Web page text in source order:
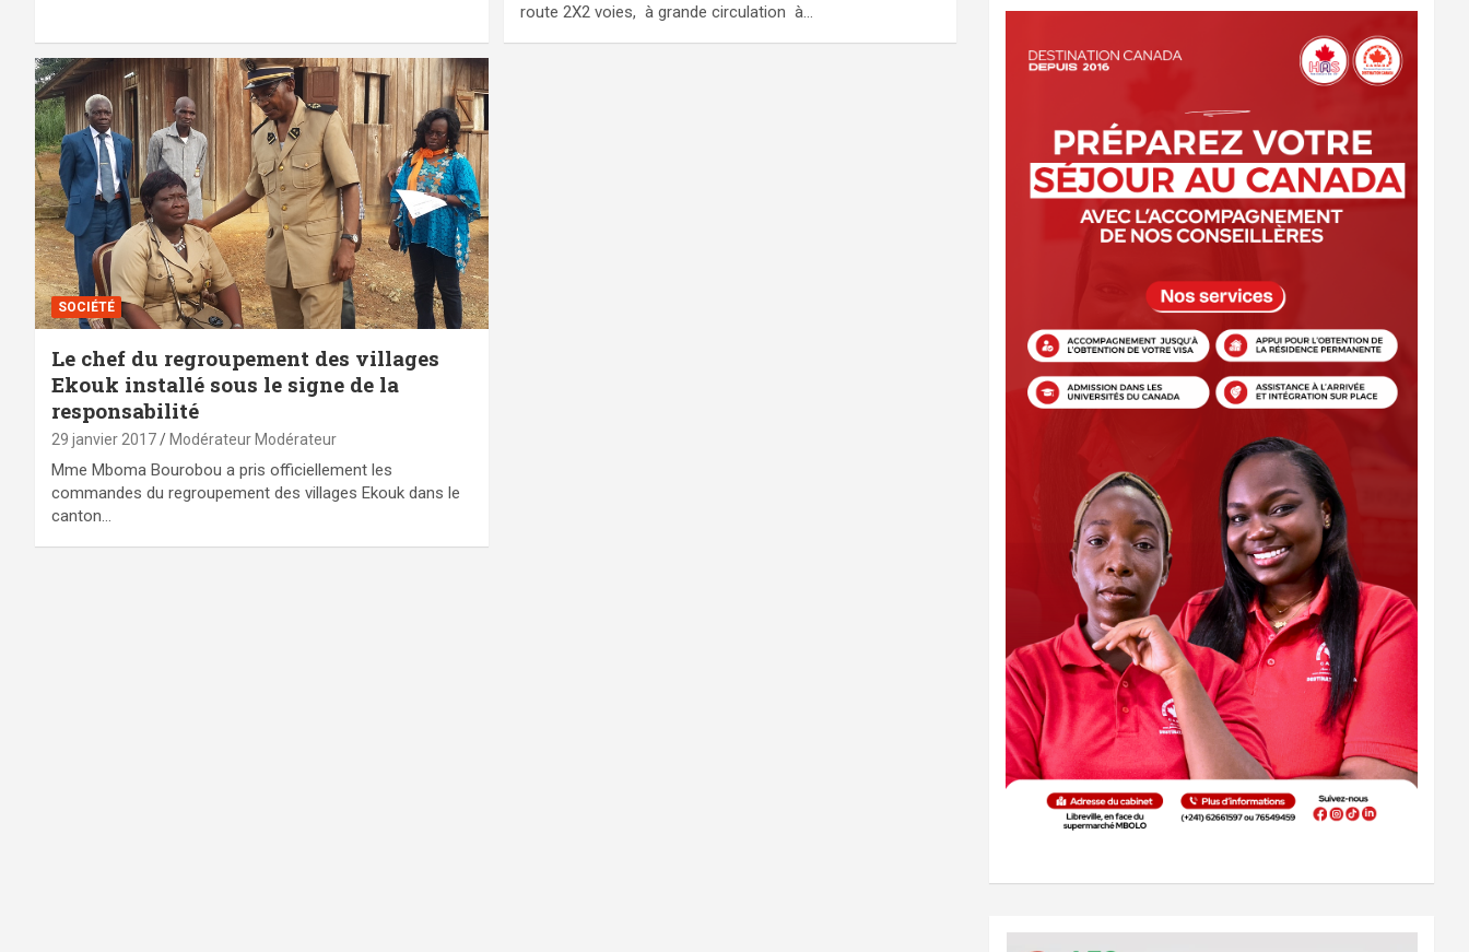
route 2X2 voies, à grande circulation à…
SOCIÉTÉ
Le chef du regroupement des villages
Ekouk installé sous le signe de la
responsabilité
29 janvier 2017 Modérateur Modérateur
Mme Mboma Bourobou a pris officiellement les
commandes du regroupement des villages Ekouk dans le
canton…